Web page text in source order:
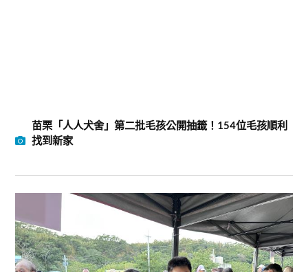
苗栗「人人犬舍」第二批毛孩公開抽籤！154位毛孩順利
找到新家